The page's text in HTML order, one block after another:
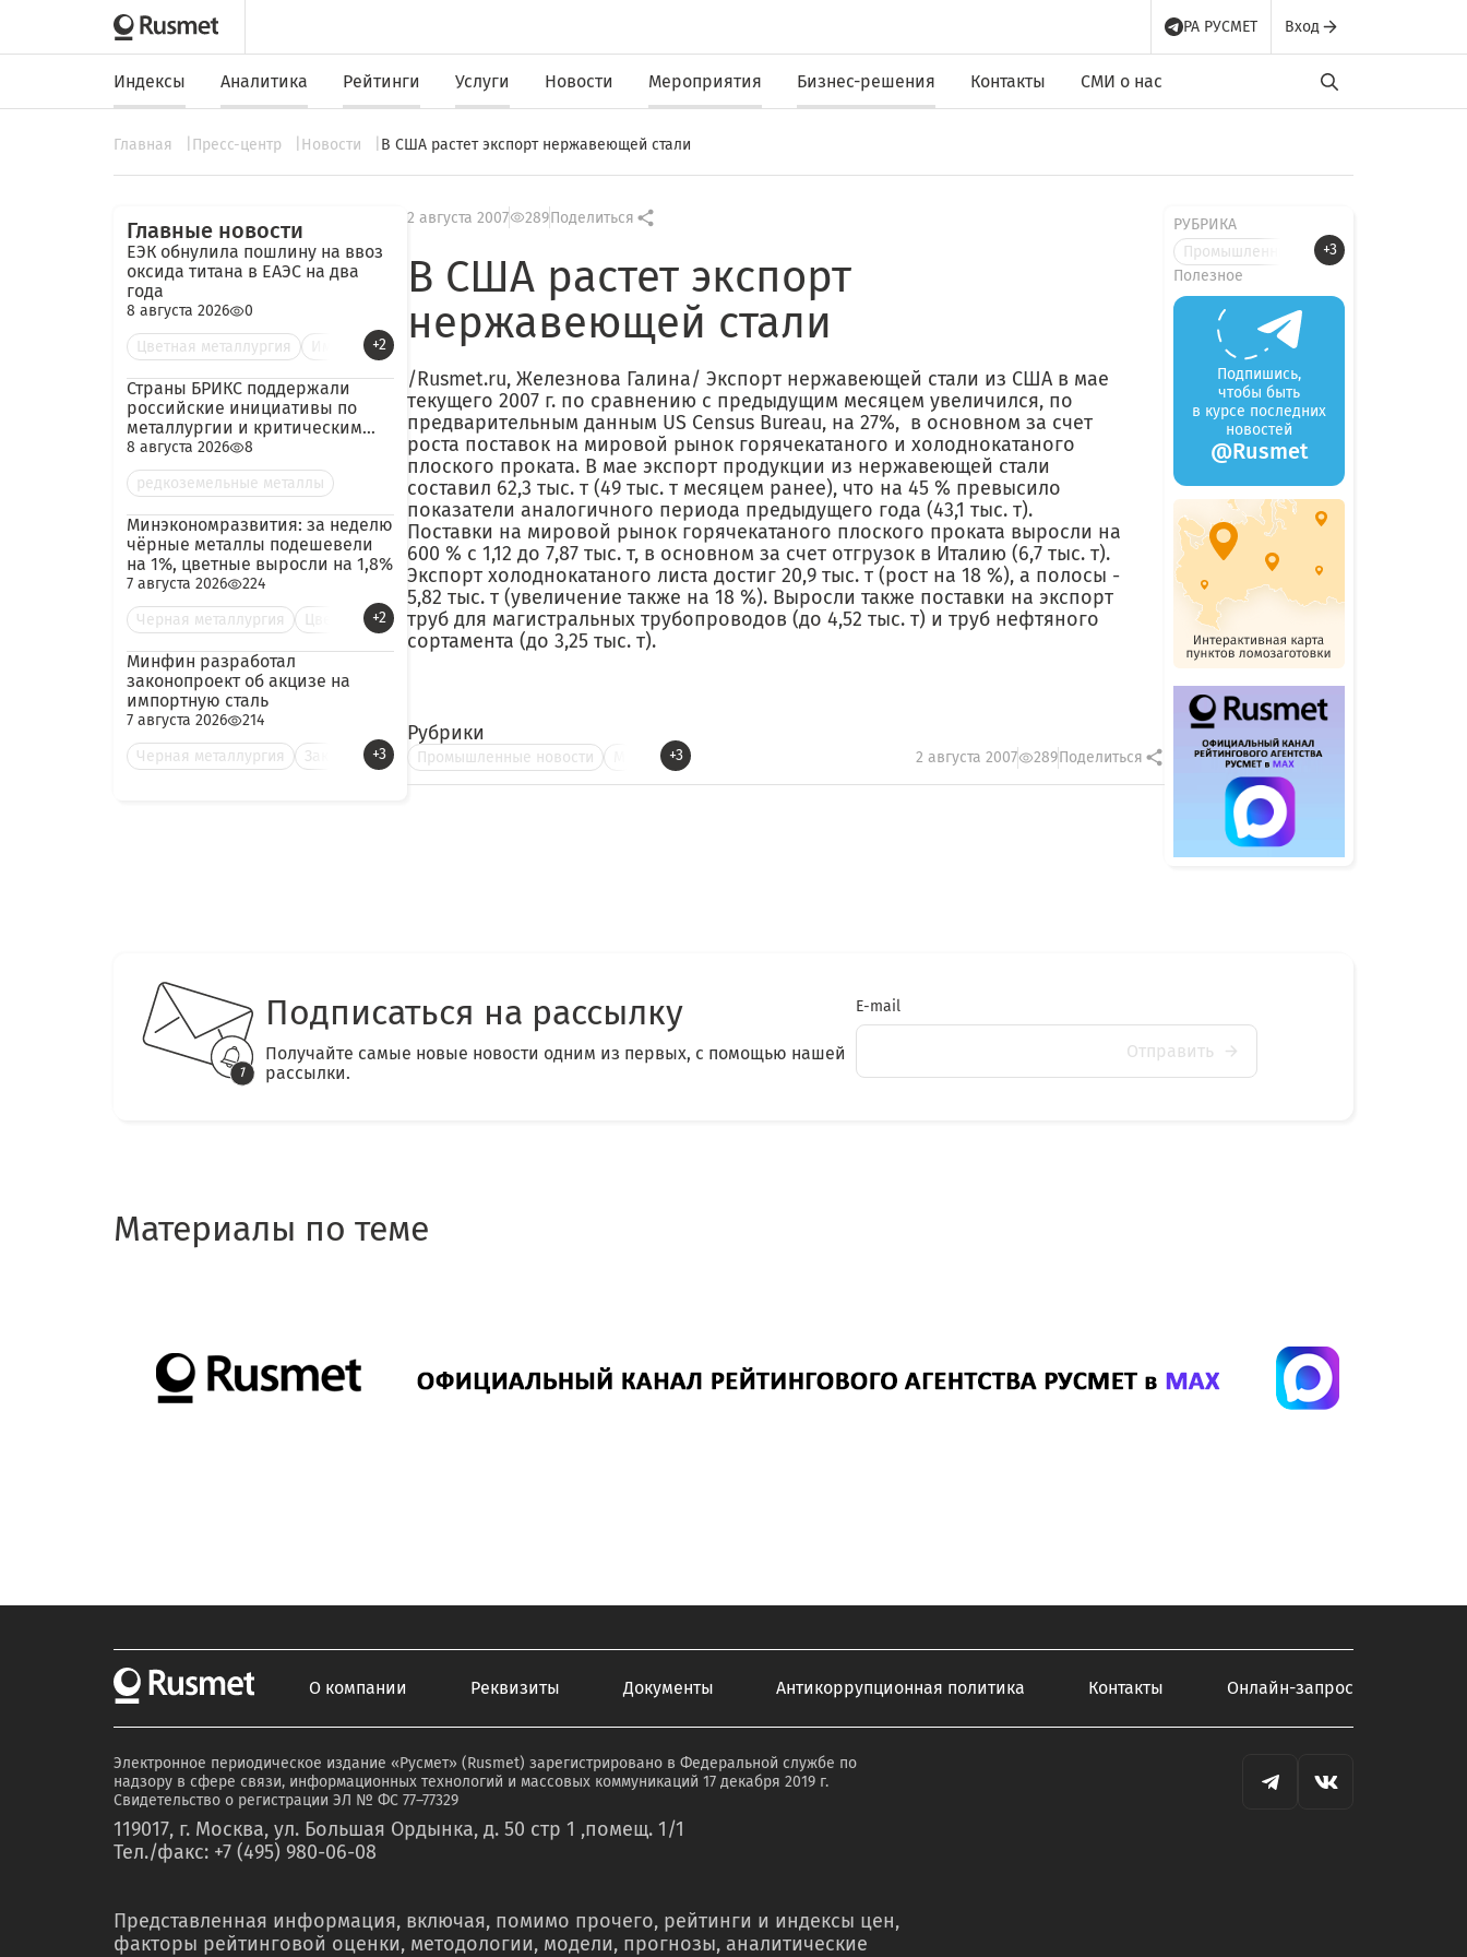
РА РУСМЕТ Вход
Индексы Аналитика Рейтинги Услуги Новости Мероприятия Бизнес-решения Контакты СМИ о нас
Главная Пресс-центр Новости В США растет экспорт нержавеющей стали
Главные новости
ЕЭК обнулила пошлину на ввоз
оксида титана в ЕАЭС на два
года
8 августа 2026
0
Цветная металлургия
+2
Страны БРИКС поддержали
российские инициативы по
металлургии и критическим
минералам
8 августа 2026
8
редкоземельные металлы
Минэкономразвития: за неделю
чёрные металлы подешевели
на 1%, цветные выросли на 1,8%
7 августа 2026
224
Черная металлургия
Цве +2
Минфин разработал
законопроект об акцизе на
импортную сталь
7 августа 2026
214
Черная металлургия
Зак +3
2 августа 2007 289Поделиться
В США растет экспорт
нержавеющей стали
/Rusmet.ru, Железнова Галина/ Экспорт нержавеющей стали из США в мае
текущего 2007 г. по сравнению с предыдущим месяцем увеличился, по
предварительным данным US Census Bureau, на 27%, в основном за счет
роста поставок на мировой рынок горячекатаного и холоднокатаного
плоского проката. В мае экспорт продукции из нержавеющей стали
составил 62,3 тыс. т (49 тыс. т месяцем ранее), что на 45 % превысило
показатели аналогичного периода предыдущего года (43,1 тыс. т).
Поставки на мировой рынок горячекатаного плоского проката выросли на
600 % с 1,12 до 7,87 тыс. т, в основном за счет отгрузок в Италию (6,7 тыс. т).
Экспорт холоднокатаного листа достиг 20,9 тыс. т (рост на 18 %), а полосы -
5,82 тыс. т (увеличение также на 18 %). Выросли также поставки на экспорт
труб для магистральных трубопроводов (до 4,52 тыс. т) и труб нефтяного
сортамента (до 3,25 тыс. т).
Рубрики
Промышленные новости +3 2 августа 2007 289Поделиться
РУБРИКА
Промышленные новости
+3
Полезное
Подпишись,
чтобы быть
в курсе последних
новостей
@Rusmet
Подписаться на рассылку
Получайте самые новые новости одним из первых, с помощью нашей
рассылки.
E-mail
Отправить
Материалы по теме
О компании Реквизиты Документы Антикоррупционная политика Контакты Онлайн-запрос
Электронное периодическое издание «Русмет» (Rusmet) зарегистрировано в Федеральной службе по
надзору в сфере связи, информационных технологий и массовых коммуникаций 17 декабря 2019 г.
Свидетельство о регистрации ЭЛ № ФС 77–77329
119017, г. Москва, ул. Большая Ордынка, д. 50 стр 1 ,помещ. 1/1
Тел./факс: +7 (495) 980-06-08
Представленная информация, включая, помимо прочего, рейтинги и индексы цен,
факторы рейтинговой оценки, методологии, модели, прогнозы, аналитические